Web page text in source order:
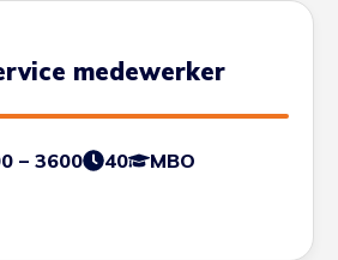
medewerker
– 3600 40
MBO